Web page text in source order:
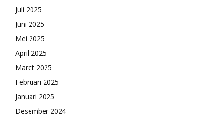
Juli 2025
Juni 2025
Mei 2025
April 2025
Maret 2025
Februari 2025
Januari 2025
Desember 2024